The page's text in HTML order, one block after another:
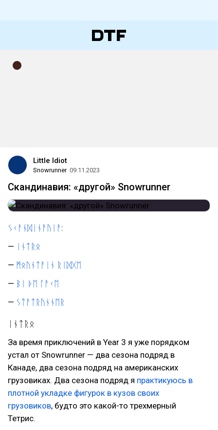
Little Idiot
Snowrunner 09.11.2023
Скандинавия: «другой» Snowrunner
ᛊᚲᚨᚾᛞᛁᚾᚨᚢᛁᚨ :
—
ᛁᚾᛏᚱᛟ
— ᛗᛟᚢᚾᛏᚨᛁᚾ ᚱᛁᛞᚷᛖ
— ᛒᛁ ᚦᛖ ᛚᚨᚲᛖ
— ᛊᛏᚨᛏᚱᚢᚾᚾᛖᚱ
ᛁᚾᛏᚱᛟ
За время приключений в Year 3 я уже порядком
устал от Snowrunner — два сезона подряд в
Канаде, два сезона подряд на американских
грузовиках. Два сезона подряд я практикуюсь в
плотной укладке фигурок в кузов своих
грузовиков, будто это какой-то трехмерный
Тетрис.